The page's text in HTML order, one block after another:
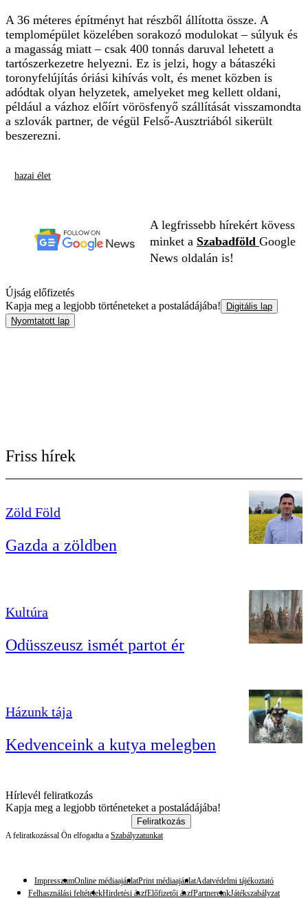
A 36 méteres építményt hat részből állította össze. A
templomépület közelében sorakozó modulokat – súlyuk és
a magasság miatt – csak 400 tonnás daruval lehetett a
tartószerkezetre helyezni. Ez is jelzi, hogy a bátaszéki
toronyfelújítás óriási kihívás volt, és menet közben is
adódtak olyan helyzetek, amelyeket meg kellett oldani,
például a vázhoz előírt vörösfenyő szállítását visszamondta
a szlovák partner, de végül Felső-Ausztriából sikerült
beszerezni.
hazai élet
A legfrissebb hírekért kövess
minket a Szabadföld Google
News oldalán is!
Újság előfizetés
Kapja meg a legjobb történeteket a postaládájába!
Digitális lap
Nyomtatott lap
Friss hírek
Zöld Föld
Gazda a zöldben
Kultúra
Odüsszeusz ismét partot ér
Házunk tája
Kedvenceink a kutya melegben
Hírlevél feliratkozás
Kapja meg a legjobb történeteket a postaládájába!
Feliratkozás
A feliratkozással Ön elfogadta a Szabályzatunkat
ImpresszumOnline médiaajánlatPrint médiaajánlatAdatvédelmi tájékoztató
Felhasználási feltételekHirdetési ászfElőfizetői ászfPartnereinkJátékszabályzat